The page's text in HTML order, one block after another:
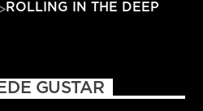
ROLLING IN THE DEEP
GUSTAR